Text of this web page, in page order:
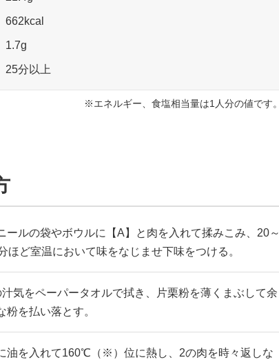
662kcal
1.7g
25分以上
エネルギー、食塩相当量は1人分の値です。
ールの袋やボウルに【A】と肉を入れて揉みこみ、20～
ほど室温において味をなじませ下味をつける。
汁気をペーパータオルで拭き、片栗粉を薄くまぶして余
粉を払い落とす。
油を入れて160℃（※）位に熱し、2の肉を時々返しな